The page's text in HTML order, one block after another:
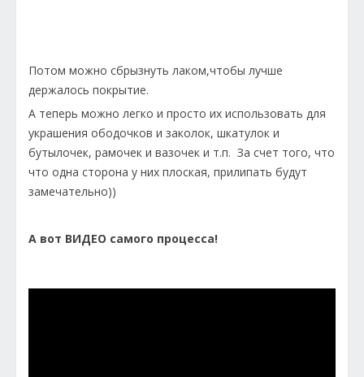
Потом можно сбрызнуть лаком,чтобы лучше
держалось покрытие.
А теперь можно легко и просто их использовать для
украшения ободочков и заколок, шкатулок и
бутылочек, рамочек и вазочек и т.п. За счет того, что
что одна сторона у них плоская, прилипать будут
замечательно))
А вот ВИДЕО самого процесса!